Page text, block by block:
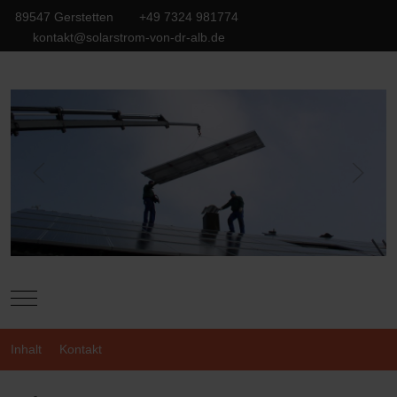
89547 Gerstetten
+49 7324 981774
kontakt@solarstrom-von-dr-alb.de
Mobile Menu Toggle
Inhalt Kontakt